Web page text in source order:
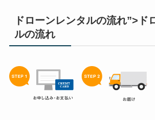
ドローンレンタルの流れ”>ド
ルの流れ